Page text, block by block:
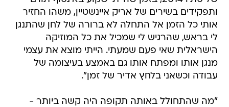
ותפקידים בשירים של אריק איינשטיין, משהו החזיר
אותי כל הזמן אל התחלה לא ברורה של לחן שהתנגן
לי בראש, שהרגיש לי שמכיל את כל המוזיקה
הישראלית שאי פעם שמעתי. הייתי מוצא את עצמי
מנגן אותו ומפתח אותו גם באמצע בעיצומה של
עבודה וכשאני בלחץ אדיר של זמן".
"מה שהתחולל באותה תקופה היה קשה ביותר -